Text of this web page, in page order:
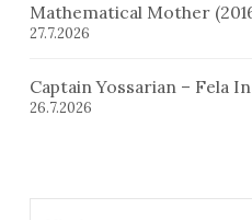
Mathematical Mother
27.7.2026
Captain Yossarian – Fela
26.7.2026